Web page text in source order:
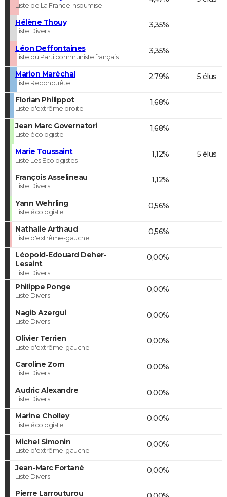
Liste de La France insoumise
Hélène Thouy
Liste Divers
3,35%
Léon Deffontaines
Liste du Parti communiste français
3,35%
Marion Maréchal
Liste Reconquête !
2,79% 5 élus
Florian Philippot
Liste d'extrême droite
1,68%
Jean Marc Governatori
Liste écologiste
1,68%
Marie Toussaint
Liste Les Ecologistes
1,12% 5 élus
François Asselineau
Liste Divers
1,12%
Yann Wehrling
Liste écologiste
0,56%
Nathalie Arthaud
Liste d'extrême-gauche
0,56%
Léopold-Edouard Deher-
Lesaint
Liste Divers
0,00%
Philippe Ponge
Liste Divers
0,00%
Nagib Azergui
Liste Divers
0,00%
Olivier Terrien
Liste d'extrême-gauche
0,00%
Caroline Zorn
Liste Divers
0,00%
Audric Alexandre
Liste Divers
0,00%
Marine Cholley
Liste écologiste
0,00%
Michel Simonin
Liste d'extrême-gauche
0,00%
Jean-Marc Fortané
Liste Divers
0,00%
Pierre Larrouturou